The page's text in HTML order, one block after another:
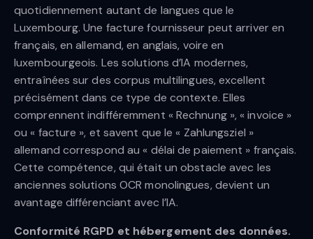
quotidiennement autant de langues que le
Luxembourg. Une facture fournisseur peut arriver en
français, en allemand, en anglais, voire en
luxembourgeois. Les solutions d’IA modernes,
entraînées sur des corpus multilingues, excellent
précisément dans ce type de contexte. Elles
comprennent indifféremment « Rechnung », « invoice »
ou « facture », et savent que le « Zahlungsziel »
allemand correspond au « délai de paiement » français.
Cette compétence, qui était un obstacle avec les
anciennes solutions OCR monolingues, devient un
avantage différenciant avec l’IA.
Conformité RGPD et hébergement des données.